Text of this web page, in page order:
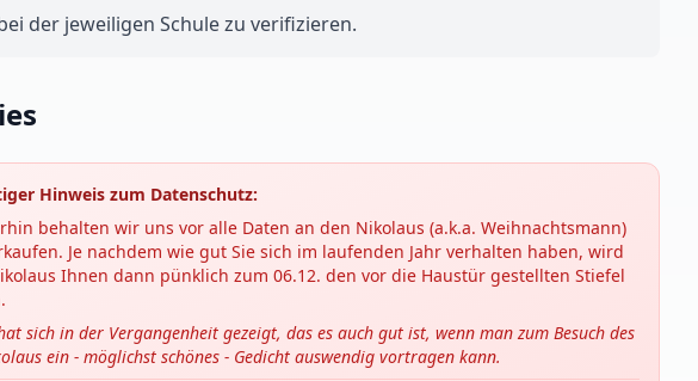
der jeweiligen Schule zu verifizieren.
Hinweis zum Datenschutz:
behalten wir uns vor alle Daten an den Nikolaus (a.k.a. Weihnachtsmann)
Je nachdem wie gut Sie sich im laufenden Jahr verhalten haben, wird
Ihnen dann pünklich zum 06.12. den vor die Haustür gestellten Stiefel
sich in der Vergangenheit gezeigt, das es auch gut ist, wenn man zum Besuch des
ein - möglichst schönes - Gedicht auswendig vortragen kann.